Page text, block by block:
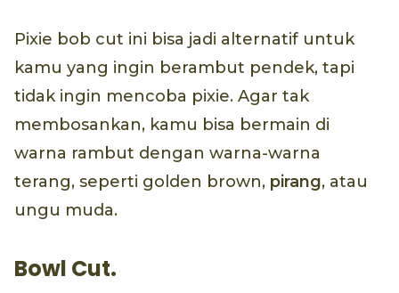
Pixie bob cut ini bisa jadi alternatif untuk
kamu yang ingin berambut pendek, tapi
tidak ingin mencoba pixie. Agar tak
membosankan, kamu bisa bermain di
warna rambut dengan warna-warna
terang, seperti golden brown, pirang, atau
ungu muda.
Bowl Cut.